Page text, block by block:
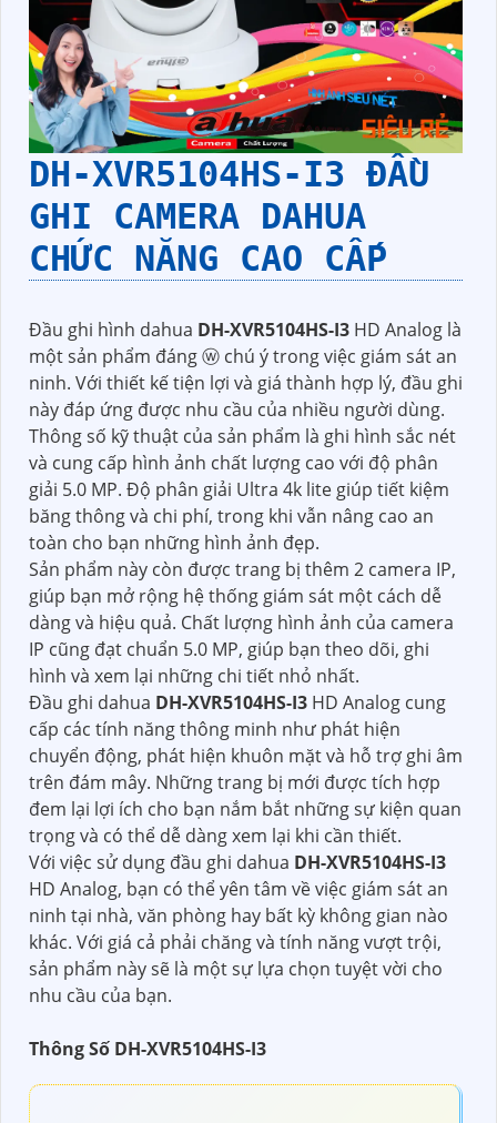
DH-XVR5104HS-I3 ĐẦU
GHI CAMERA DAHUA
CHỨC NĂNG CAO CẤP
Đầu ghi hình dahua DH-XVR5104HS-I3 HD Analog là
một sản phẩm đáng ⓦ chú ý trong việc giám sát an
ninh. Với thiết kế tiện lợi và giá thành hợp lý, đầu ghi
này đáp ứng được nhu cầu của nhiều người dùng.
Thông số kỹ thuật của sản phẩm là ghi hình sắc nét
và cung cấp hình ảnh chất lượng cao với độ phân
giải 5.0 MP. Độ phân giải Ultra 4k lite giúp tiết kiệm
băng thông và chi phí, trong khi vẫn nâng cao an
toàn cho bạn những hình ảnh đẹp.
Sản phẩm này còn được trang bị thêm 2 camera IP,
giúp bạn mở rộng hệ thống giám sát một cách dễ
dàng và hiệu quả. Chất lượng hình ảnh của camera
IP cũng đạt chuẩn 5.0 MP, giúp bạn theo dõi, ghi
hình và xem lại những chi tiết nhỏ nhất.
Đầu ghi dahua DH-XVR5104HS-I3 HD Analog cung
cấp các tính năng thông minh như phát hiện
chuyển động, phát hiện khuôn mặt và hỗ trợ ghi âm
trên đám mây. Những trang bị mới được tích hợp
đem lại lợi ích cho bạn nắm bắt những sự kiện quan
trọng và có thể dễ dàng xem lại khi cần thiết.
Với việc sử dụng đầu ghi dahua DH-XVR5104HS-I3
HD Analog, bạn có thể yên tâm về việc giám sát an
ninh tại nhà, văn phòng hay bất kỳ không gian nào
khác. Với giá cả phải chăng và tính năng vượt trội,
sản phẩm này sẽ là một sự lựa chọn tuyệt vời cho
nhu cầu của bạn.
Thông Số DH-XVR5104HS-I3